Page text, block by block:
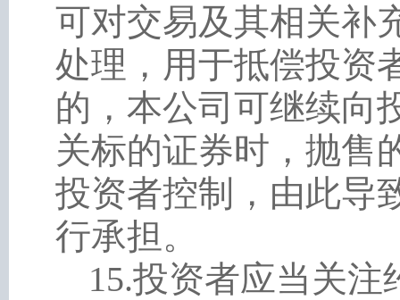
可对交易及其相关补
处理，用于抵偿投资
的，本公司可继续向
关标的证券时，抛售
投资者控制，由此导
行承担。
15.投资者应当关注